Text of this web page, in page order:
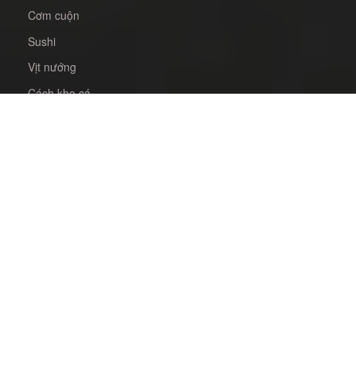
Cơm cuộn
Sushi
Vịt nướng
Cách kho cá